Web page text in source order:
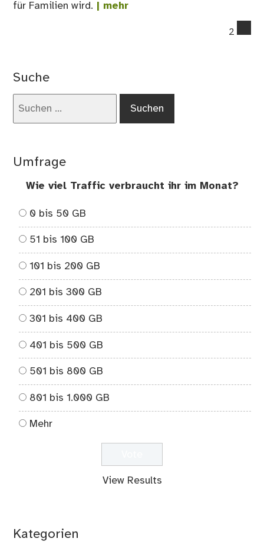
für Familien wird. | mehr
2
Suche
Umfrage
Wie viel Traffic verbraucht ihr im Monat?
0 bis 50 GB
51 bis 100 GB
101 bis 200 GB
201 bis 300 GB
301 bis 400 GB
401 bis 500 GB
501 bis 800 GB
801 bis 1.000 GB
Mehr
View Results
Kategorien